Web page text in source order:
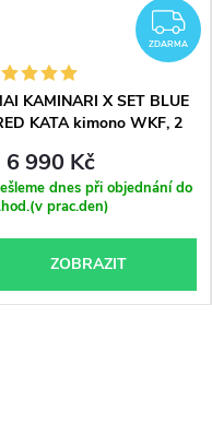
ZDARMA
KAMINARI X SET BLUE
KATA kimono WKF, 2
6 990 Kč
dnes při objednání do
prac.den)
ZOBRAZIT